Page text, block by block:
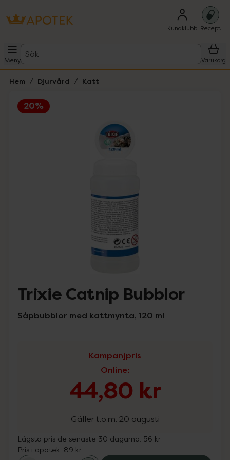
Kundklubb Recept
Meny
Sök
Varukorg
Hem Djurvård Katt
20%
Lista: . Innehåller 4 objekt.
Trixie Catnip Bubblor
Såpbubblor med kattmynta, 120 ml
Kampanjpris
Online:
44,80 kr
Gäller t.o.m. 20 augusti
Lägsta pris de senaste 30 dagarna: 56 kr
Pris i apotek: 89 kr